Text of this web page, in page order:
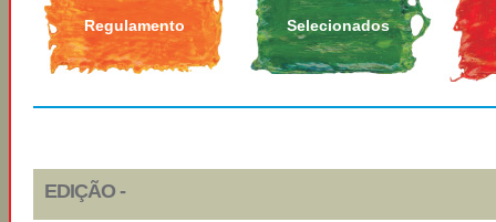
Regulamento Selecionados
EDIÇÃO -